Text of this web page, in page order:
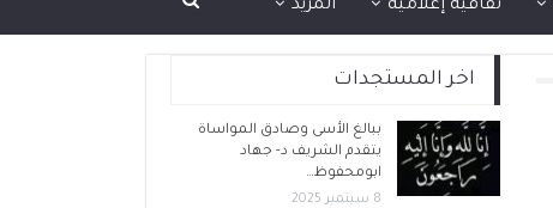
ثقافية إعلامية المزيد
اخر المستجدات
ببالغ الأسى وصادق المواساة
يتقدم الشريف د- جهاد
ابومحفوظ…
8 سبتمبر 2025